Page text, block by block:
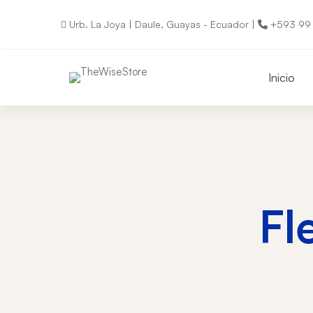
Urb. La Joya | Daule, Guayas - Ecuador | +593 99
Inicio